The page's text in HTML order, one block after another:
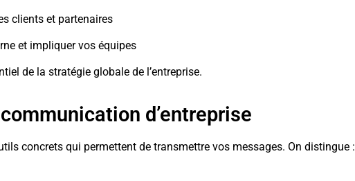
clients et partenaires
et impliquer vos équipes
de la stratégie globale de l’entreprise.
d’entreprise
concrets qui permettent de transmettre vos messages. On distingue :